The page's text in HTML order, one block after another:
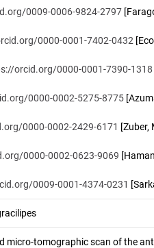
0009-0006-9824-2797
0000-0001-7402-0432
orcid.org/0000-0001-7390-1318
0000-0002-5275-8775
0000-0002-2429-6171 [Zuber,
0000-0002-0623-9069
0009-0001-4374-0231
micro-tomographic scan of the